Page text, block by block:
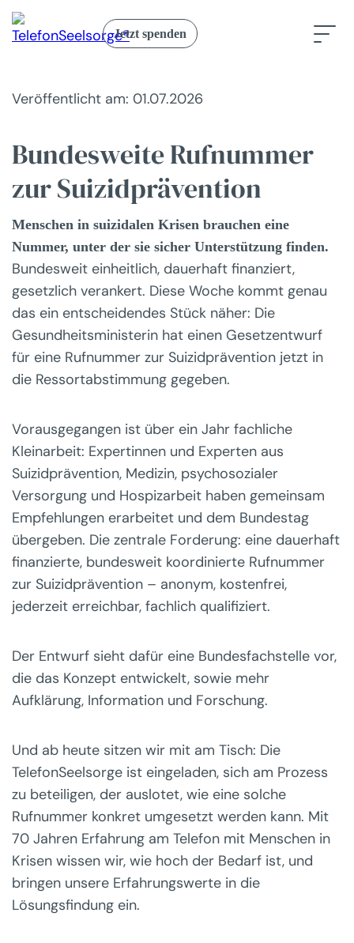
Jetzt spenden
Veröffentlicht am: 01.07.2026
Bundesweite Rufnummer
zur Suizidprävention
Menschen in suizidalen Krisen brauchen eine
Nummer, unter der sie sicher Unterstützung finden.
Bundesweit einheitlich, dauerhaft finanziert,
gesetzlich verankert. Diese Woche kommt genau
das ein entscheidendes Stück näher: Die
Gesundheitsministerin hat einen Gesetzentwurf
für eine Rufnummer zur Suizidprävention jetzt in
die Ressortabstimmung gegeben.
Vorausgegangen ist über ein Jahr fachliche
Kleinarbeit: Expertinnen und Experten aus
Suizidprävention, Medizin, psychosozialer
Versorgung und Hospizarbeit haben gemeinsam
Empfehlungen erarbeitet und dem Bundestag
übergeben. Die zentrale Forderung: eine dauerhaft
finanzierte, bundesweit koordinierte Rufnummer
zur Suizidprävention – anonym, kostenfrei,
jederzeit erreichbar, fachlich qualifiziert.
Der Entwurf sieht dafür eine Bundesfachstelle vor,
die das Konzept entwickelt, sowie mehr
Aufklärung, Information und Forschung.
Und ab heute sitzen wir mit am Tisch: Die
TelefonSeelsorge ist eingeladen, sich am Prozess
zu beteiligen, der auslotet, wie eine solche
Rufnummer konkret umgesetzt werden kann. Mit
70 Jahren Erfahrung am Telefon mit Menschen in
Krisen wissen wir, wie hoch der Bedarf ist, und
bringen unsere Erfahrungswerte in die
Lösungsfindung ein.